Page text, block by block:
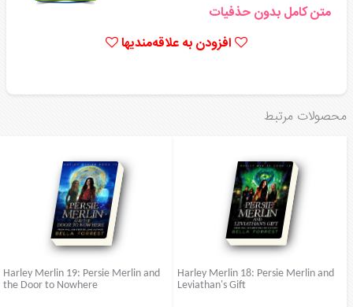
متن کامل بدون حذفیات
افزودن به علاقه‌مندیها
محصولات مرتبط
Harley Merlin 18: Persie Merlin and
Leviathan's Gift
Harley Merlin 19: Persie Merlin and
the Door to Nowhere